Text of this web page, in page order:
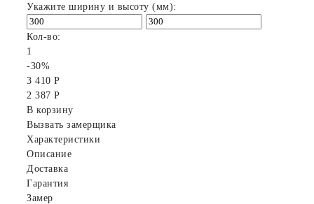
Укажите ширину и высоту (мм):
Кол-во:
1
-30%
3 410 Р
2 387 Р
В корзину
Вызвать замерщика
Характеристики
Описание
Доставка
Гарантия
Замер